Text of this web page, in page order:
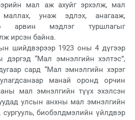
мал аж ахуйг эрхэлж, мал
маллах, унаж эдлэх, анагааж,
арвин мэдлэг туршлагыг
ирсэн байна.
шийдвэрээр 1923 оны 4 дүгээр
“Мал эмнэлгийн хэлтэс”,
сард “Мал эмнэлгийн хэрэг
манай оронд орчин
мал эмнэлгийн түүх эхэлсэн
улсын анхны мал эмнэлгийн
сургууль, биобэлдмэлийн үйлдвэр